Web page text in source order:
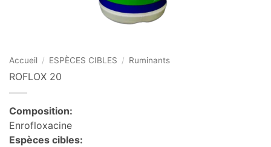
Accueil / ESPÈCES CIBLES / Ruminants
ROFLOX 20
Composition:
Enrofloxacine
Espèces cibles: